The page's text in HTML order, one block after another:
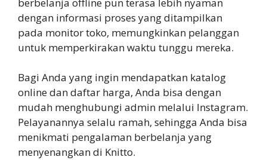
dengan informasi proses yang ditampilkan
pada monitor toko, memungkinkan pelanggan
untuk memperkirakan waktu tunggu mereka.
Bagi Anda yang ingin mendapatkan katalog
online dan daftar harga, Anda bisa dengan
mudah menghubungi admin melalui Instagram.
Pelayanannya selalu ramah, sehingga Anda bisa
menikmati pengalaman berbelanja yang
menyenangkan di Knitto.